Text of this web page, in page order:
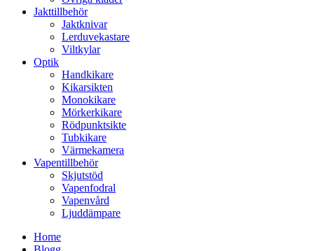
Jakttillbehör
Jaktknivar
Lerduvekastare
Viltkylar
Optik
Handkikare
Kikarsikten
Monokikare
Mörkerkikare
Rödpunktsikte
Tubkikare
Värmekamera
Vapentillbehör
Skjutstöd
Vapenfodral
Vapenvård
Ljuddämpare
Home